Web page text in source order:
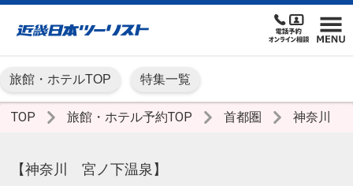
旅館・ホテルTOP 特集一覧
TOP 旅館・ホテル予約TOP 首都圏 神奈川
【神奈川 宮ノ下温泉】